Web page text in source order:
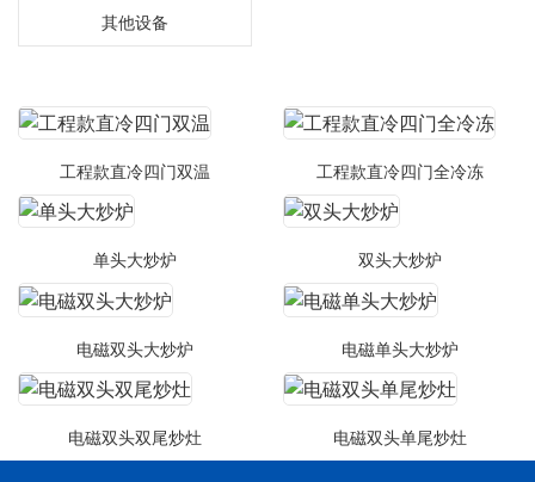
其他设备
工程款直冷四门双温 工程款直冷四门全冷冻
单头大炒炉 双头大炒炉
电磁双头大炒炉 电磁单头大炒炉
电磁双头双尾炒灶 电磁双头单尾炒灶